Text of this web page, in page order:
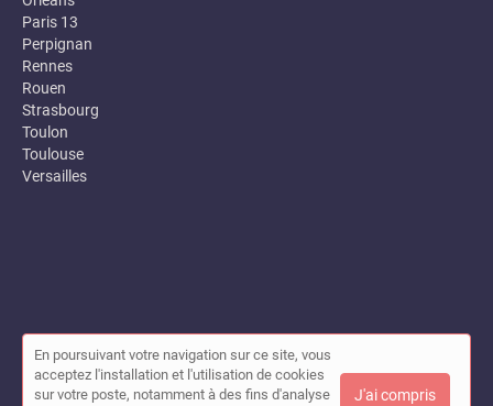
Paris 13
Perpignan
Rennes
Rouen
Strasbourg
Toulon
Toulouse
Versailles
© Annuaire des entreprises locales (Garance) 2026 |
Mon compte|Contact
En poursuivant votre navigation sur ce site, vous
acceptez l'installation et l'utilisation de cookies
sur votre poste, notamment à des fins d'analyse
J'ai compris